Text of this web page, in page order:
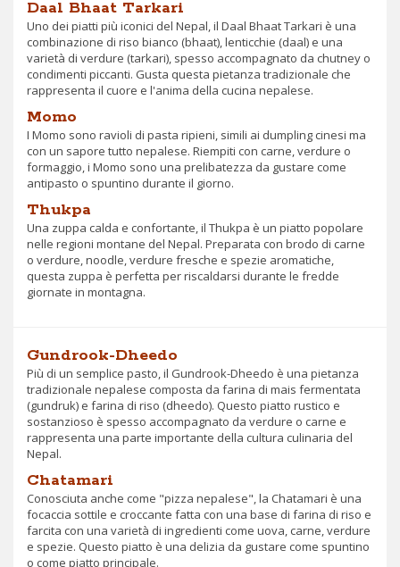
Daal Bhaat Tarkari
Uno dei piatti più iconici del Nepal, il Daal Bhaat Tarkari è una
combinazione di riso bianco (bhaat), lenticchie (daal) e una
varietà di verdure (tarkari), spesso accompagnato da chutney o
condimenti piccanti. Gusta questa pietanza tradizionale che
rappresenta il cuore e l'anima della cucina nepalese.
Momo
I Momo sono ravioli di pasta ripieni, simili ai dumpling cinesi ma
con un sapore tutto nepalese. Riempiti con carne, verdure o
formaggio, i Momo sono una prelibatezza da gustare come
antipasto o spuntino durante il giorno.
Thukpa
Una zuppa calda e confortante, il Thukpa è un piatto popolare
nelle regioni montane del Nepal. Preparata con brodo di carne
o verdure, noodle, verdure fresche e spezie aromatiche,
questa zuppa è perfetta per riscaldarsi durante le fredde
giornate in montagna.
Gundrook-Dheedo
Più di un semplice pasto, il Gundrook-Dheedo è una pietanza
tradizionale nepalese composta da farina di mais fermentata
(gundruk) e farina di riso (dheedo). Questo piatto rustico e
sostanzioso è spesso accompagnato da verdure o carne e
rappresenta una parte importante della cultura culinaria del
Nepal.
Chatamari
Conosciuta anche come "pizza nepalese", la Chatamari è una
focaccia sottile e croccante fatta con una base di farina di riso e
farcita con una varietà di ingredienti come uova, carne, verdure
e spezie. Questo piatto è una delizia da gustare come spuntino
o come piatto principale.